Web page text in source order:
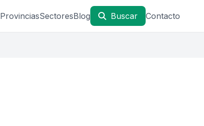
ProvinciasSectoresBlog Buscar Contacto